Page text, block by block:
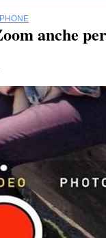
IPHONE
anche